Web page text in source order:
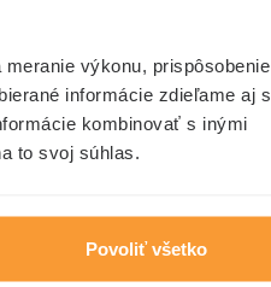
výkonu, prispôsobenie
informácie zdieľame aj s
kombinovať s inými
to svoj súhlas.
Povoliť všetko